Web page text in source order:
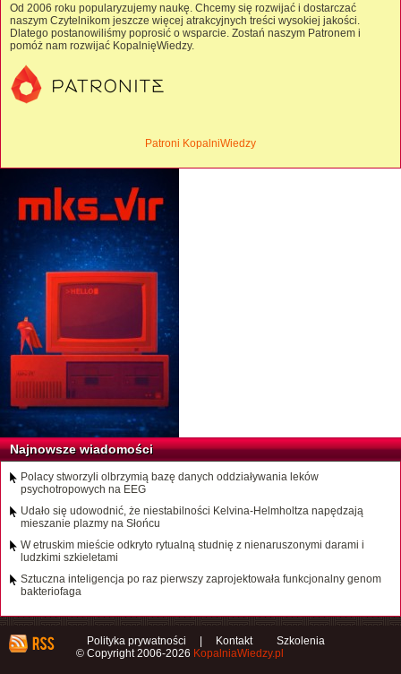
Od 2006 roku popularyzujemy naukę. Chcemy się rozwijać i dostarczać
naszym Czytelnikom jeszcze więcej atrakcyjnych treści wysokiej jakości.
Dlatego postanowiliśmy poprosić o wsparcie. Zostań naszym Patronem i
pomóż nam rozwijać KopalnięWiedzy.
Patroni KopalniWiedzy
Najnowsze wiadomości
Polacy stworzyli olbrzymią bazę danych oddziaływania leków
psychotropowych na EEG
Udało się udowodnić, że niestabilności Kelvina-Helmholtza napędzają
mieszanie plazmy na Słońcu
W etruskim mieście odkryto rytualną studnię z nienaruszonymi darami i
ludzkimi szkieletami
Sztuczna inteligencja po raz pierwszy zaprojektowała funkcjonalny genom
bakteriofaga
Polityka prywatności | Kontakt
Szkolenia
© Copyright 2006-2026 KopalniaWiedzy.pl